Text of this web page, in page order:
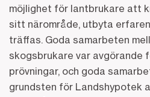
möjlighet för lantbrukare att
sitt närområde, utbyta
träffas. Goda samarbeten
skogsbrukare var avgörande
prövningar, och goda
grundsten för Landshypotek